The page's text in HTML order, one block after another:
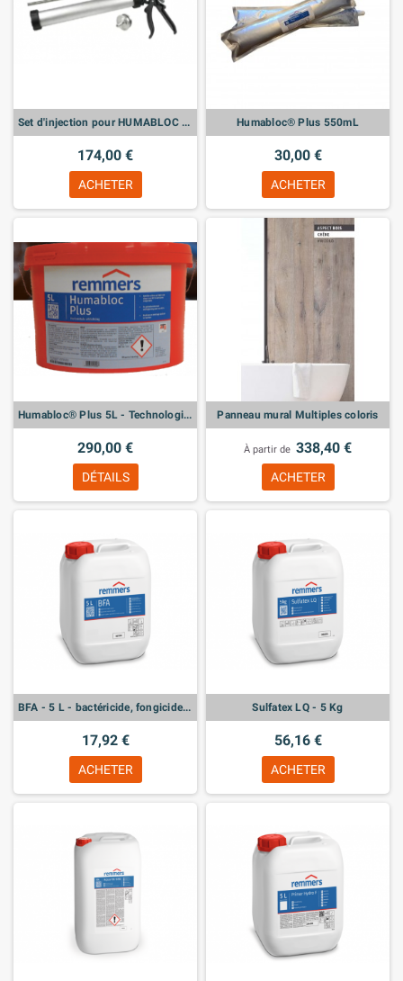
Set d'injection pour HUMABLOC Plus 550mL
174,00 €
ACHETER
Humabloc® Plus 550mL
30,00 €
ACHETER
Humabloc® Plus 5L - Technologie crème avancée contre l’humidité ascensionnelle
290,00 €
DÉTAILS
Panneau mural Multiples coloris
À partir de 338,40 €
ACHETER
BFA - 5 L - bactéricide, fongicide et algicide
17,92 €
ACHETER
Sulfatex LQ - 5 Kg
56,16 €
ACHETER